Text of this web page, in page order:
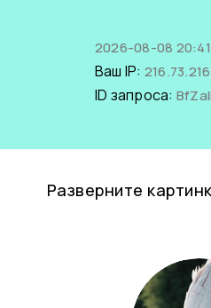
2026-08-08
Ваш IP:
ID запроса:
Разверните